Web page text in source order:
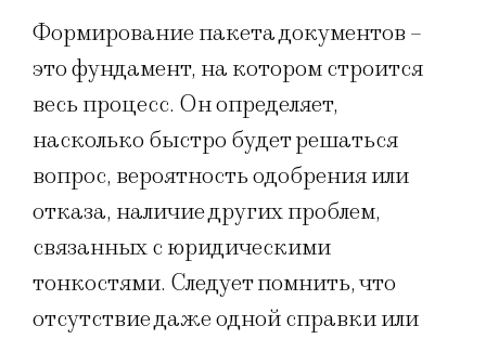
Формирование пакета документов –
это фундамент, на котором строится
весь процесс. Он определяет,
насколько быстро будет решаться
вопрос, вероятность одобрения или
отказа, наличие других проблем,
связанных с юридическими
тонкостями. Следует помнить, что
отсутствие даже одной справки или